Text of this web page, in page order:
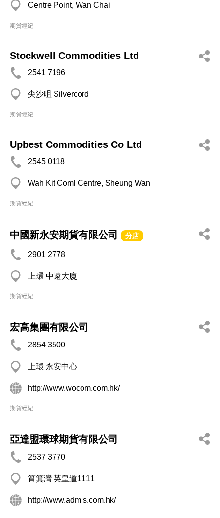
Centre Point, Wan Chai
期貨經紀
Stockwell Commodities Ltd
2541 7196
尖沙咀 Silvercord
期貨經紀
Upbest Commodities Co Ltd
2545 0118
Wah Kit Coml Centre, Sheung Wan
期貨經紀
中國新永安期貨有限公司 分店
2901 2778
上環 中遠大廈
期貨經紀
宏高集團有限公司
2854 3500
上環 永安中心
http://www.wocom.com.hk/
期貨經紀
亞達盟環球期貨有限公司
2537 3770
筲箕灣 英皇道1111
http://www.admis.com.hk/